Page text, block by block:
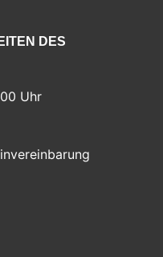
DES
Uhr